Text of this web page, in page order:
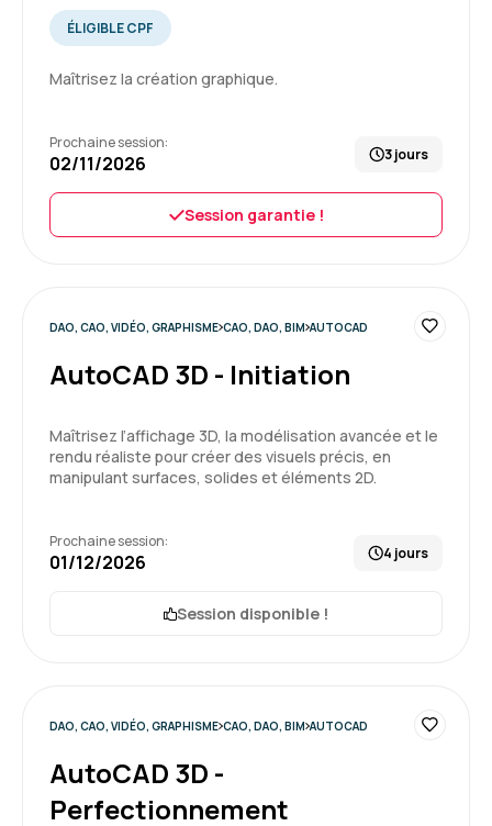
ÉLIGIBLE CPF
Maîtrisez la création graphique.
Prochaine session:
02/11/2026 3 jours
Session garantie !
DAO, CAO, VIDÉO, GRAPHISME CAO, DAO, BIM AUTOCAD
AutoCAD 3D - Initiation
Maîtrisez l’affichage 3D, la modélisation avancée et le
rendu réaliste pour créer des visuels précis, en
manipulant surfaces, solides et éléments 2D.
Prochaine session:
01/12/2026 4 jours
Session disponible !
DAO, CAO, VIDÉO, GRAPHISME CAO, DAO, BIM AUTOCAD
AutoCAD 3D -
Perfectionnement